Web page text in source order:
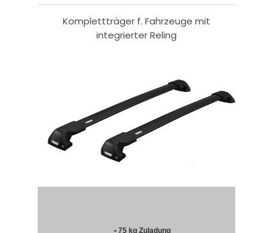
Komplettträger f. Fahrzeuge mit
integrierter Reling
• 75 kg Zuladung